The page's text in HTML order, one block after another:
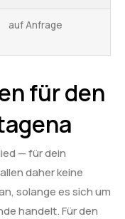
auf Anfrage
für den
— für dein
daher keine
solange es sich um
handelt. Für den